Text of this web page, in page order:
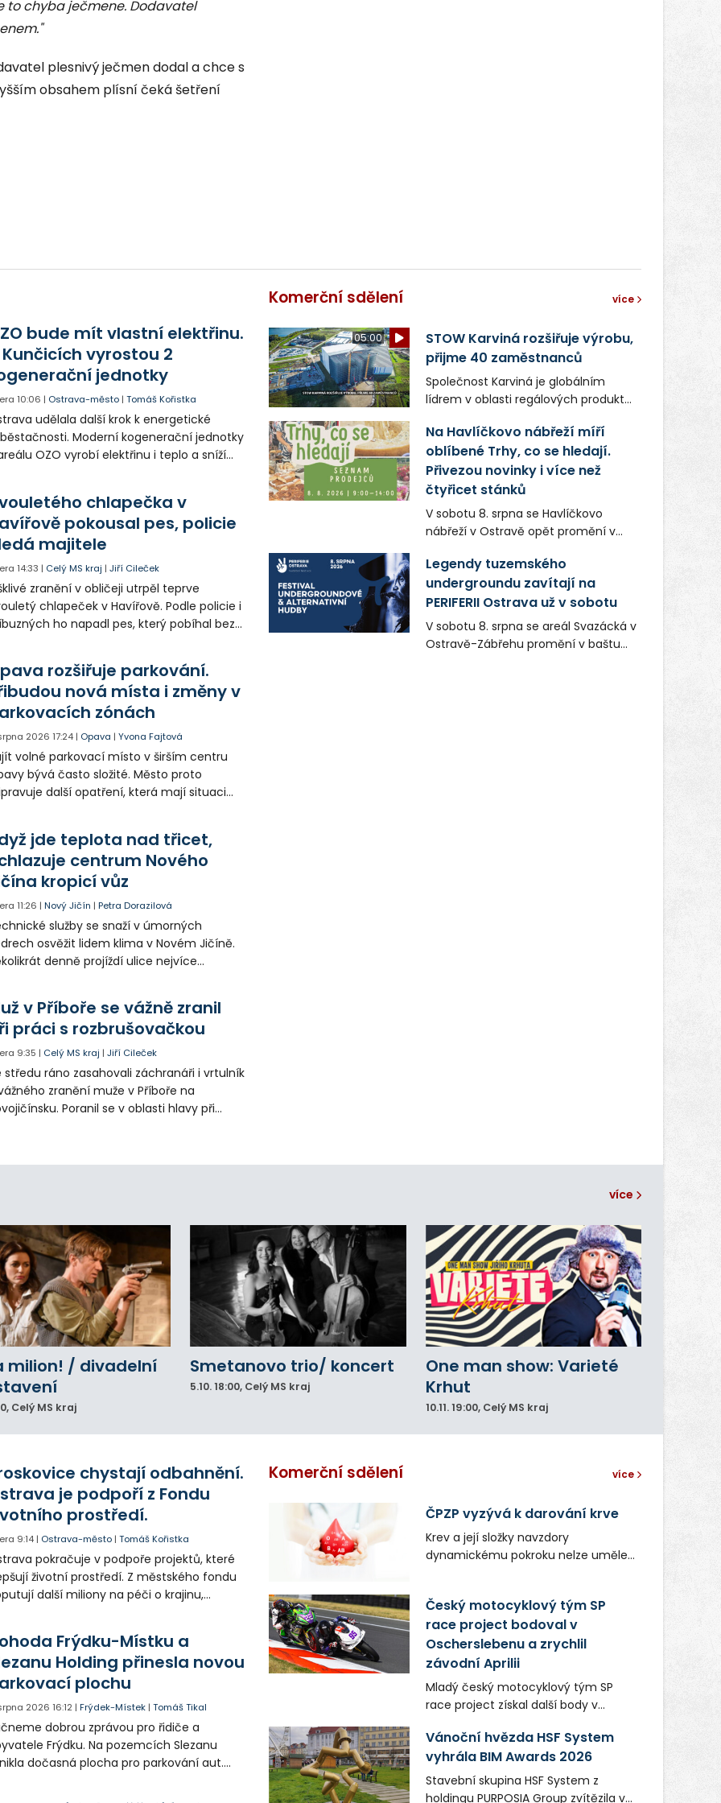
to chyba ječmene. Dodavatel
plesnivý ječmen dodal a chce s
obsahem plísní čeká šetření
bude mít vlastní elektřinu.
Kunčicích vyrostou 2
jednotky
10:06 | Ostrava-město |Tomáš Kořistka
udělala další krok k energetické
Moderní kogenerační jednotky
OZO vyrobí elektřinu i teplo a sníží
chlapečka v
pokousal pes, policie
majitele
14:33 | Celý MS kraj |Jiří Cileček
zranění v obličeji utrpěl teprve
chlapeček v Havířově. Podle policie i
ho napadl pes, který pobíhal bez
psa hledá.
rozšiřuje parkování.
nová místa i změny v
zónách
2026 17:24 | Opava |Yvona Fajtová
volné parkovací místo v širším centru
bývá často složité. Město proto
další opatření, která mají situaci
řidiče v parkovacích zónách.
jde teplota nad třicet,
centrum Nového
kropicí vůz
11:26 |Nový Jičín |Petra Dorazilová
služby se snaží v úmorných
osvěžit lidem klima v Novém Jičíně.
denně projíždí ulice nejvíce
v Příboře se vážně zranil
práci s rozbrušovačkou
9:35 | Celý MS kraj |Jiří Cileček
středu ráno zasahovali záchranáři i vrtulník
zranění muže v Příboře na
Poranil se v oblasti hlavy při
Komerční sdělení více
05:00
STOW Karviná rozšiřuje výrobu,
přijme 40 zaměstnanců
Společnost Karviná je globálním
lídrem v oblasti regálových produktů
zaměstnavatelem na Karvinsku a
firmou s obrovským potenciálem.
Na Havlíčkovo nábřeží míří
oblíbené Trhy, co se hledají.
Přivezou novinky i více než
čtyřicet stánků
V sobotu 8. srpna se Havlíčkovo
nábřeží v Ostravě opět promění v
lokálních výrobků. Trhy, co se hledají
tentokrát nabídnou více než čtyřicet
pečlivě vybraných stánků s kvalitní
gastronomií, farmářskými produkty,
designem i řemeslnou tvorbou.
Návštěvníci se mohou těšit nejen na
Legendy tuzemského
undergroundu zavítají na
PERIFERII Ostrava už v sobotu
V sobotu 8. srpna se areál Svazácká v
Ostravě-Zábřehu promění v baštu
více
milion! / divadelní
, Celý MS kraj
Smetanovo trio/ koncert
5.10.18:00, Celý MS kraj
One man show: Varieté
Krhut
10.11. 19:00, Celý MS kraj
chystají odbahnění.
je podpoří z Fondu
prostředí.
9:14 | Ostrava-město |Tomáš Kořistka
pokračuje v podpoře projektů, které
životní prostředí. Z městského fondu
další miliony na péči o krajinu,
Frýdku-Místku a
Holding přinesla novou
plochu
2026 16:12 |Frýdek-Místek |Tomáš Tikal
dobrou zprávou pro řidiče a
Frýdku. Na pozemcích Slezanu
dočasná plocha pro parkování aut.
Slezan Holding.
Komerční sdělení více
ČPZP vyzývá k darování krve
Krev a její složky navzdory
dynamickému pokroku nelze uměle
nenahraditelnou tělní tekutinu
neobejde. Naléhavá potřeba doplnit
krevní zásoby nastává vždy v létě,
kdy stoupá počet úrazů. Česká
průmyslová zdravotní pojišťovna
(ČPZP) apeluje na všechny, kteří se
těší dobrému zdraví, aby se stali
pravidelnými dárci krve.
Český motocyklový tým SP
race project bodoval v
Oscherslebenu a zrychlil
závodní Aprilii
Mladý český motocyklový tým SP
race project získal další body v
MOTO. Při závodním víkendu, který se
konal od 31. července do 2. srpna na
německém okruhu Oschersleben,
obsadil Filip Novotný ve třídě
Vánoční hvězda HSF System
vyhrála BIM Awards 2026
Stavební skupina HSF System z
holdingu PURPOSIA Group zvítězila v